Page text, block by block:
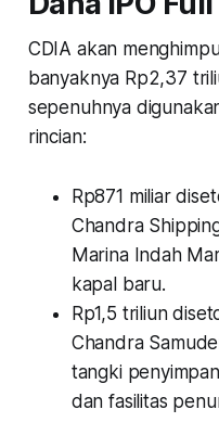
CDIA akan
banyaknya Rp2,37
sepenuhnya
rincian:
Rp871 miliar
Chandra
Marina Indah
kapal baru.
Rp1,5 triliun
Chandra
tangki
dan fasilitas